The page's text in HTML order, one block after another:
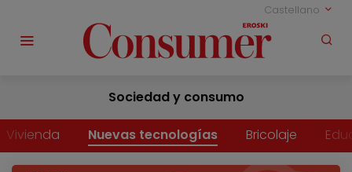
Castellano
Sociedad y consumo
Vivienda Nuevas tecnologías Bricolaje